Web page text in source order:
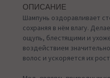
ОПИСАНИЕ
Шампунь оздоравливает
сохраняя в нём влагу.
ощупь, блестящими и
воздействием
волос и ускоряется их